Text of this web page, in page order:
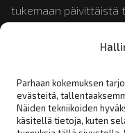
Parhaan kokemuksen
evästeitä,
Näiden tekniikoiden
käsitellä tietoja, kuten
tukemaan päivittäistä
Linkit: